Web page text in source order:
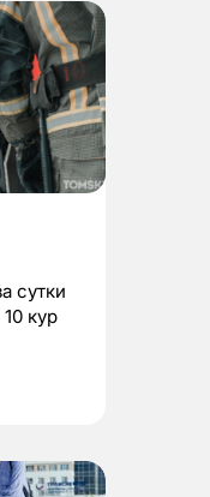
сутки
кур